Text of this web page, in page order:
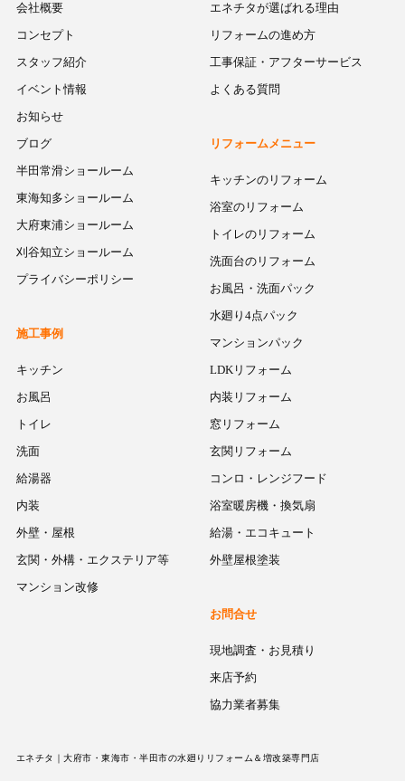
会社概要
コンセプト
スタッフ紹介
イベント情報
お知らせ
ブログ
半田常滑ショールーム
東海知多ショールーム
大府東浦ショールーム
刈谷知立ショールーム
プライバシーポリシー
エネチタが選ばれる理由
リフォームの進め方
工事保証・アフターサービス
よくある質問
リフォームメニュー
キッチンのリフォーム
浴室のリフォーム
トイレのリフォーム
洗面台のリフォーム
お風呂・洗面パック
水廻り4点パック
マンションパック
LDKリフォーム
内装リフォーム
窓リフォーム
玄関リフォーム
コンロ・レンジフード
浴室暖房機・換気扇
給湯・エコキュート
外壁屋根塗装
施工事例
キッチン
お風呂
トイレ
洗面
給湯器
内装
外壁・屋根
玄関・外構・エクステリア等
マンション改修
お問合せ
現地調査・お見積り
来店予約
協力業者募集
エネチタ｜大府市・東海市・半田市の水廻りリフォーム＆増改築専門店